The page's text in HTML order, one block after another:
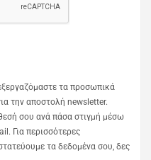
τα προσωπικά
την αποστολή newsletter.
σου ανά πάσα στιγμή μέσω
Για περισσότερες
τα δεδομένα σου, δες